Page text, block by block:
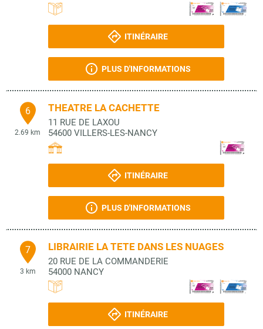
ITINÉRAIRE
PLUS D'INFORMATIONS
6
2.69 km
THEATRE LA CACHETTE
11 RUE DE LAXOU
54600 VILLERS-LES-NANCY
ITINÉRAIRE
PLUS D'INFORMATIONS
7
3 km
LIBRAIRIE LA TETE DANS LES NUAGES
20 RUE DE LA COMMANDERIE
54000 NANCY
ITINÉRAIRE